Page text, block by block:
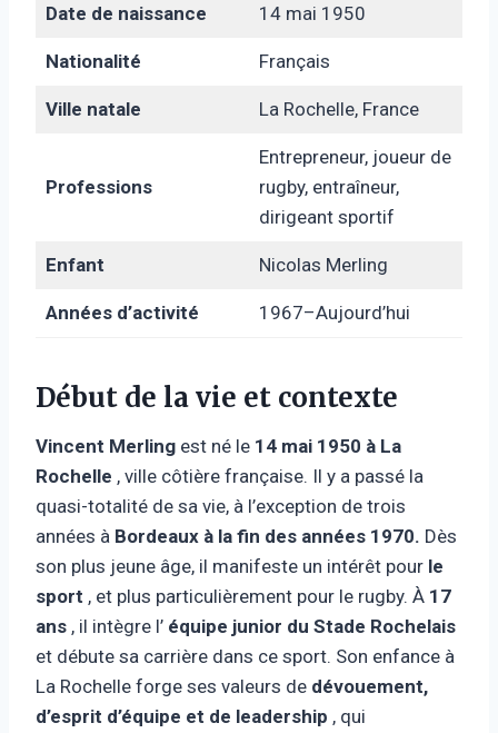
Date de naissance 14 mai 1950
Nationalité Français
Ville natale La Rochelle, France
Professions
Entrepreneur, joueur de
rugby, entraîneur,
dirigeant sportif
Enfant Nicolas Merling
Années d’activité 1967–Aujourd’hui
Début de la vie et contexte
Vincent Merling est né le 14 mai 1950 à La
Rochelle , ville côtière française. Il y a passé la
quasi-totalité de sa vie, à l’exception de trois
années à Bordeaux à la fin des années 1970. Dès
son plus jeune âge, il manifeste un intérêt pour le
sport , et plus particulièrement pour le rugby. À 17
ans , il intègre l’ équipe junior du Stade Rochelais
et débute sa carrière dans ce sport. Son enfance à
La Rochelle forge ses valeurs de dévouement,
d’esprit d’équipe et de leadership , qui